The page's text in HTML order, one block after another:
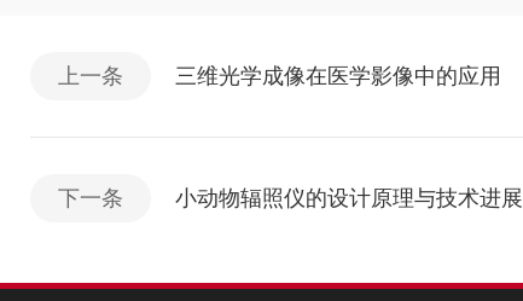
上一条 三维光学成像在医学影像中的应用
下一条 小动物辐照仪的设计原理与技术进展